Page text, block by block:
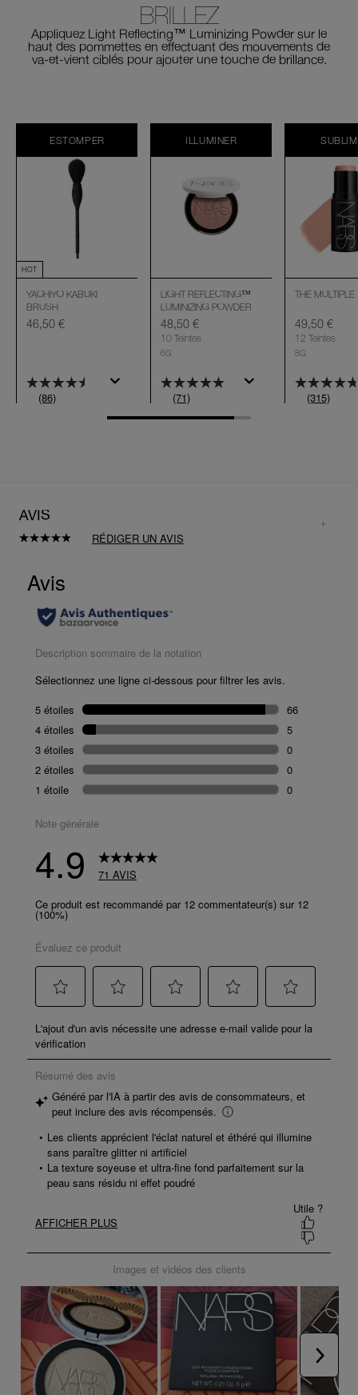
BRILLEZ
Appliquez Light Reflecting™ Luminizing Powder sur le
haut des pommettes en effectuant des mouvements de
va-et-vient ciblés pour ajouter une touche de brillance.
ESTOMPER
HOT
(86)
YACHIYO KABUKI
BRUSH
46,50 €
ILLUMINER
(71)
LIGHT REFLECTING™
LUMINIZING POWDER
10 Teintes
48,50 €
6G
(315)
THE MULTIPLE
12 Teintes
49,50 €
8G
AVIS
RÉDIGER UN AVIS